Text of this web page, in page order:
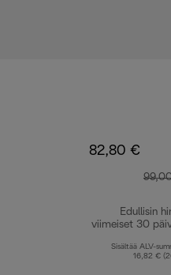
82,80 €
Edullisin
viimeiset 30
Sisältää ALV-
16,82 €